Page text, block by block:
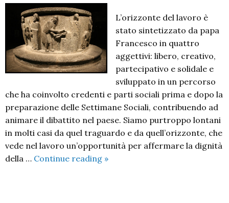
L’orizzonte del lavoro è
stato sintetizzato da papa
Francesco in quattro
aggettivi: libero, creativo,
partecipativo e solidale e
sviluppato in un percorso
che ha coinvolto credenti e parti sociali prima e dopo la
preparazione delle Settimane Sociali, contribuendo ad
animare il dibattito nel paese. Siamo purtroppo lontani
in molti casi da quel traguardo e da quell’orizzonte, che
vede nel lavoro un’opportunità per affermare la dignità
della … Continue reading 1°
»